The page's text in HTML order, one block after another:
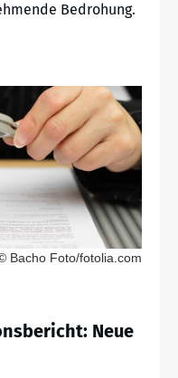
Bedrohung.
Bacho Foto/fotolia.com
Neue